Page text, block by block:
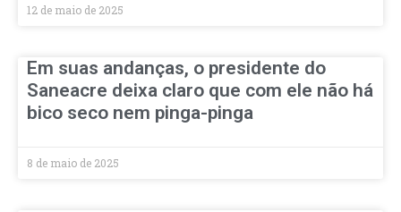
12 de maio de 2025
Em suas andanças, o presidente do
Saneacre deixa claro que com ele não há
bico seco nem pinga-pinga
8 de maio de 2025